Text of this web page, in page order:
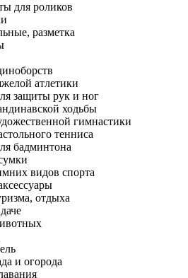
для роликов
разметка
атлетики
защиты рук и ног
ходьбы
гимнастики
тенниса
бадминтона
видов спорта
отдыха
и огорода